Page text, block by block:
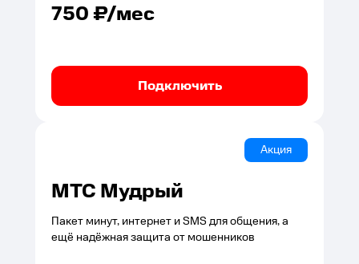
750₽/мес
Подключить
Акция
МТС Мудрый
Пакет минут, интернет и SMS для общения, а
ещё надёжная защита от мошенников